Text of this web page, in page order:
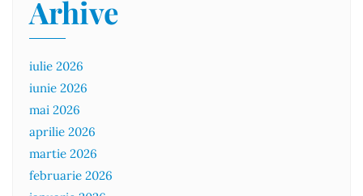
Arhive
iulie 2026
iunie 2026
mai 2026
aprilie 2026
martie 2026
februarie 2026